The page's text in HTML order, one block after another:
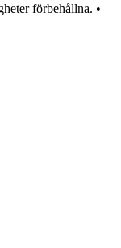
förbehållna. •